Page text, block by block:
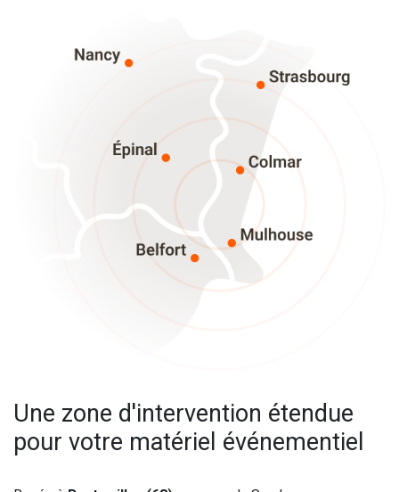
Une zone d'intervention étendue
pour votre matériel événementiel